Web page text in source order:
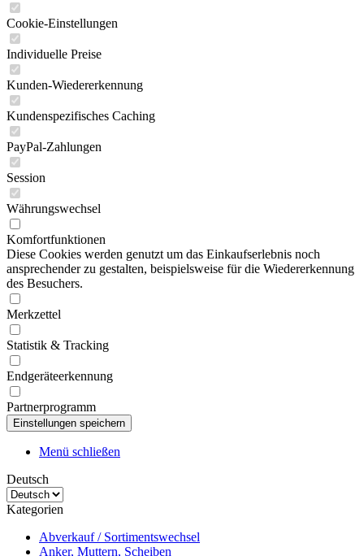
Cookie-Einstellungen
Individuelle Preise
Kunden-Wiedererkennung
Kundenspezifisches Caching
PayPal-Zahlungen
Session
Währungswechsel
Komfortfunktionen
Diese Cookies werden genutzt um das Einkaufserlebnis noch
ansprechender zu gestalten, beispielsweise für die Wiedererkennung
des Besuchers.
Merkzettel
Statistik & Tracking
Endgeräteerkennung
Partnerprogramm
Menü schließen
Deutsch
Kategorien
Abverkauf / Sortimentswechsel
Anker, Muttern, Scheiben